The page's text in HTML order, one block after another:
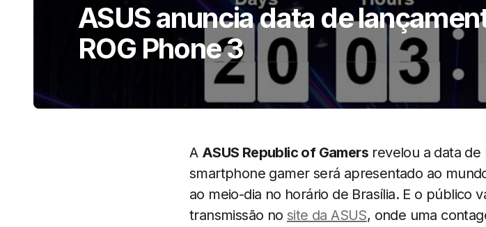
ASUS anuncia data de
ROG Phone 3
A ASUS Republic of Gamers revelou a data
smartphone gamer será apresentado ao
ao meio-dia no horário de Brasília. E o público
transmissão no site da ASUS, onde uma